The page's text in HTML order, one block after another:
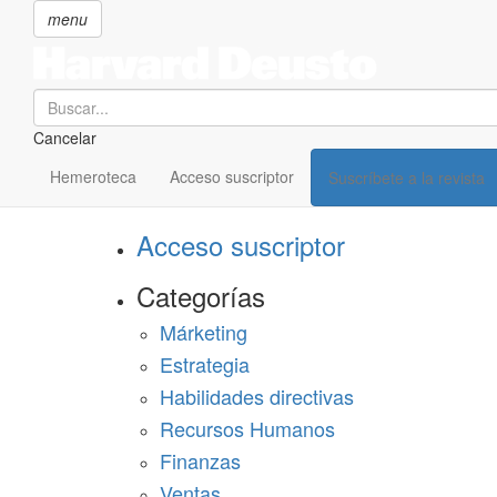
menu
Search
Cancelar
Hemeroteca Acceso suscriptor Suscríbete a la revista
SECCIONES
Suscríbete a Harvard Deusto
Acceso suscriptor
Categorías
Márketing
Estrategia
Habilidades directivas
Recursos Humanos
Finanzas